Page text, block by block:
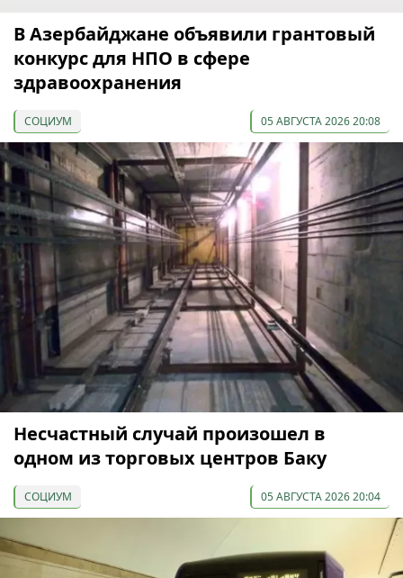
В Азербайджане объявили грантовый
конкурс для НПО в сфере
здравоохранения
СОЦИУМ 05 АВГУСТА 2026 20:08
Несчастный случай произошел в
одном из торговых центров Баку
СОЦИУМ 05 АВГУСТА 2026 20:04